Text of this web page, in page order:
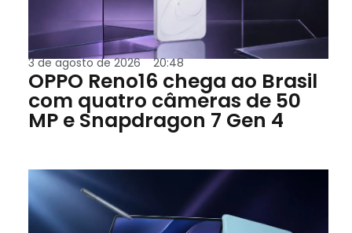
3 de agosto de 2026 20:48
OPPO Reno16 chega ao Brasil
com quatro câmeras de 50
MP e Snapdragon 7 Gen 4